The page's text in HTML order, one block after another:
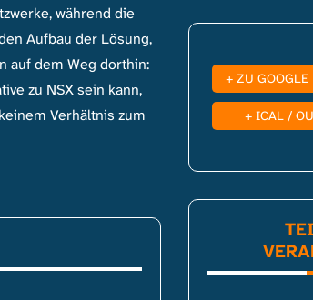
während die
Aufbau der Lösung,
auf dem Weg dorthin:
zu NSX sein kann,
Verhältnis zum
+ ZU GOOGLE
+ ICAL /